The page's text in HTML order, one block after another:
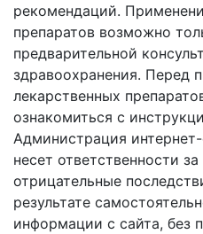
рекомендаций.
препаратов возможно
предварительной
здравоохранения. Перед
лекарственных
ознакомиться с
Администрация
несет ответственности
отрицательные
результате
информации с сайта, без